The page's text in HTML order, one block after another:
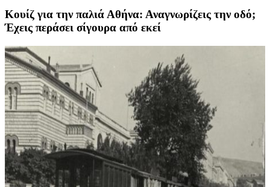
Κουίζ για την παλιά Αθήνα: Αναγνωρίζεις την οδό;
Έχεις περάσει σίγουρα από εκεί